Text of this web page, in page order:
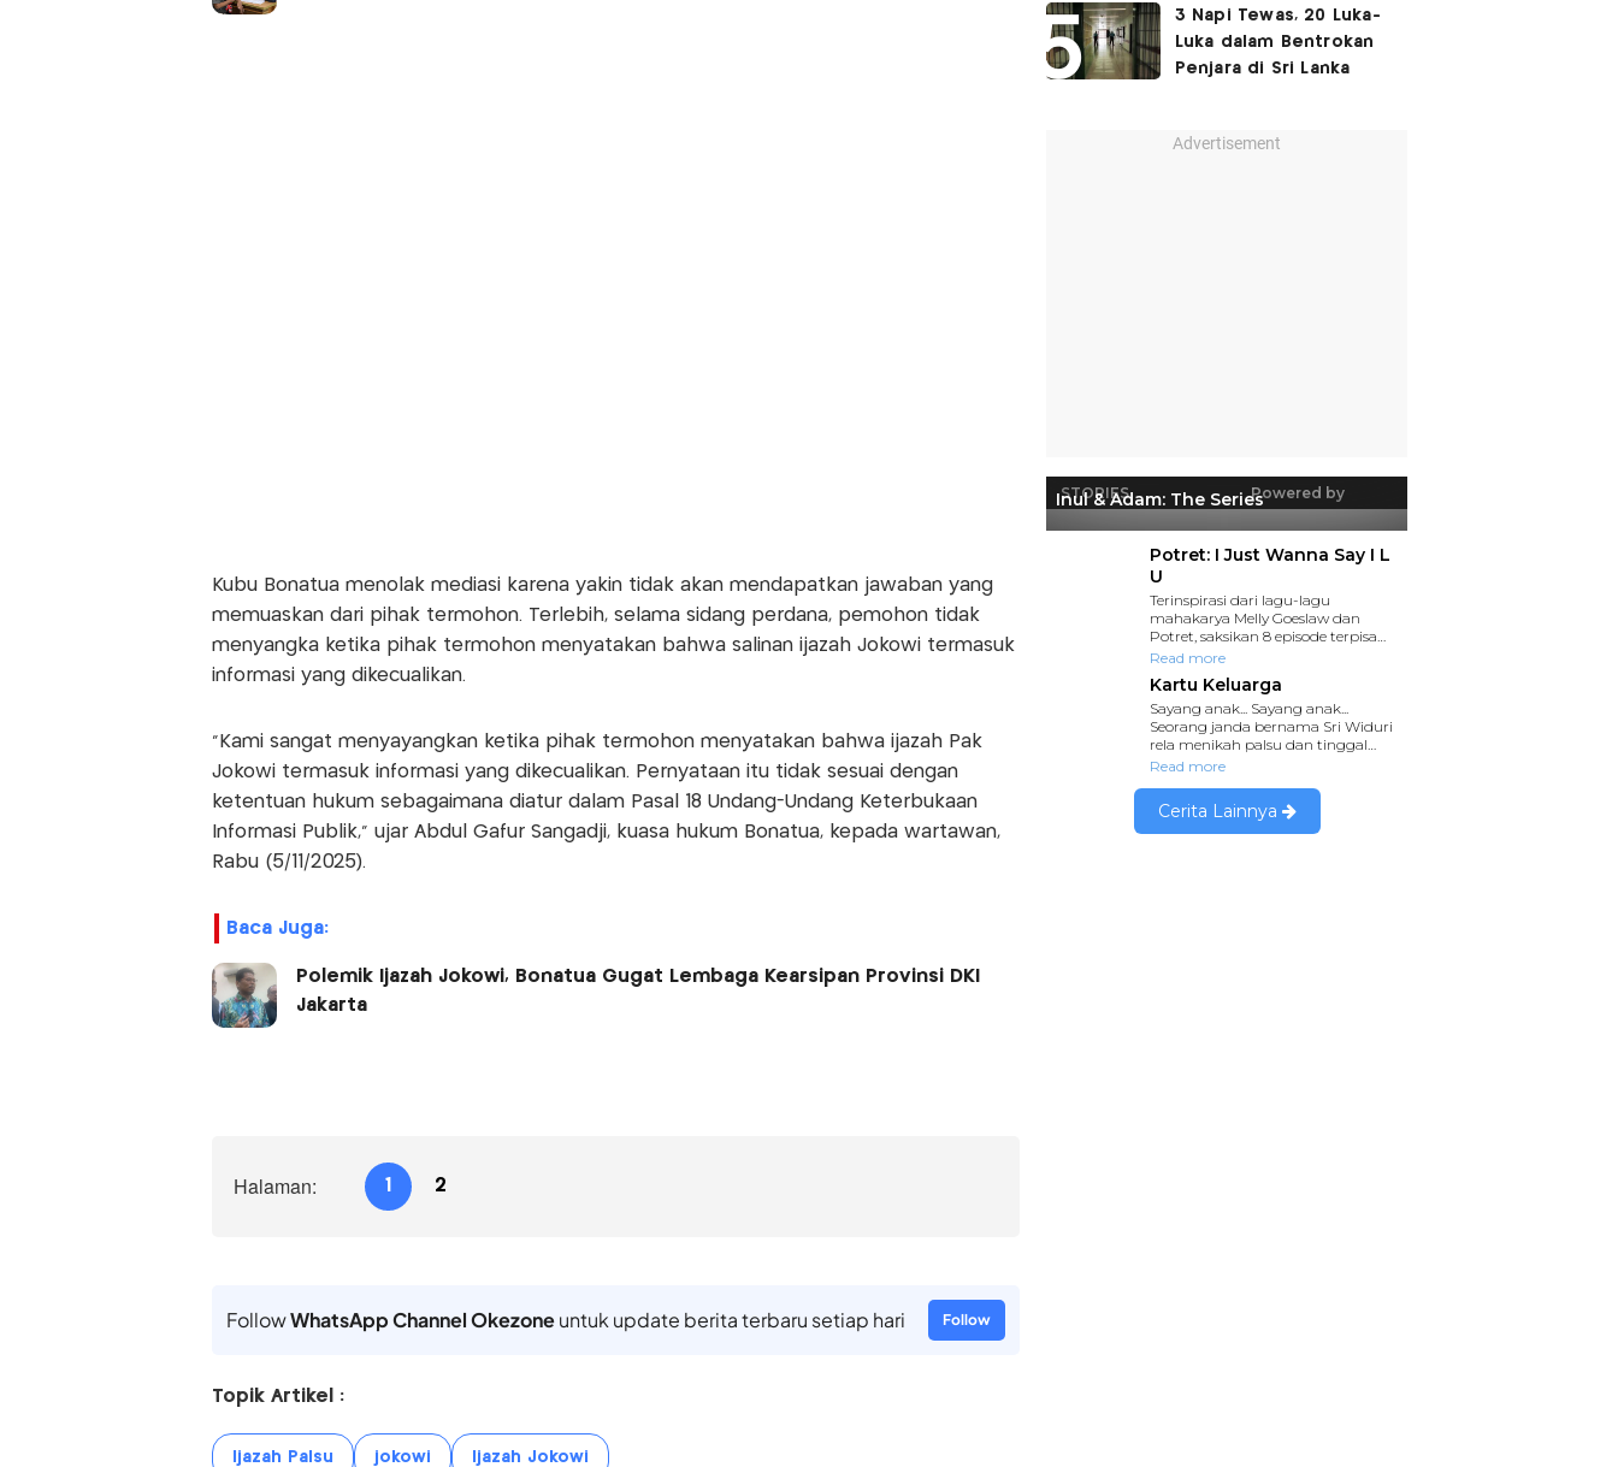
Kubu Bonatua menolak mediasi karena yakin tidak akan mendapatkan jawaban yang
memuaskan dari pihak termohon. Terlebih, selama sidang perdana, pemohon tidak
menyangka ketika pihak termohon menyatakan bahwa salinan ijazah Jokowi termasuk
informasi yang dikecualikan.
"Kami sangat menyayangkan ketika pihak termohon menyatakan bahwa ijazah Pak
Jokowi termasuk informasi yang dikecualikan. Pernyataan itu tidak sesuai dengan
ketentuan hukum sebagaimana diatur dalam Pasal 18 Undang-Undang Keterbukaan
Informasi Publik," ujar Abdul Gafur Sangadji, kuasa hukum Bonatua, kepada wartawan,
Rabu (5/11/2025).
Baca Juga:
Polemik Ijazah Jokowi, Bonatua Gugat Lembaga Kearsipan Provinsi DKI
Jakarta
Halaman: 1 2
FollowWhatsApp Channel Okezoneuntuk update berita terbaru setiap hari Follow
Topik Artikel :
Ijazah Palsu jokowi Ijazah Jokowi
3 Napi Tewas, 20 Luka-
Luka dalam Bentrokan
Penjara di Sri Lanka
Advertisement